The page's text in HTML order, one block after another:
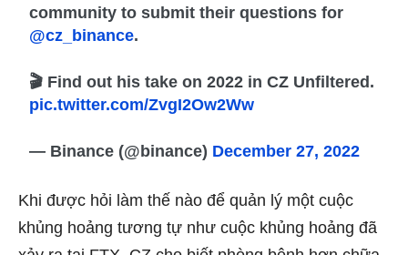
community to submit their questions for
@cz_binance.
🎬 Find out his take on 2022 in CZ Unfiltered.
pic.twitter.com/ZvgI2Ow2Ww
— Binance (@binance) December 27, 2022
Khi được hỏi làm thế nào để quản lý một cuộc
khủng hoảng tương tự như cuộc khủng hoảng đã